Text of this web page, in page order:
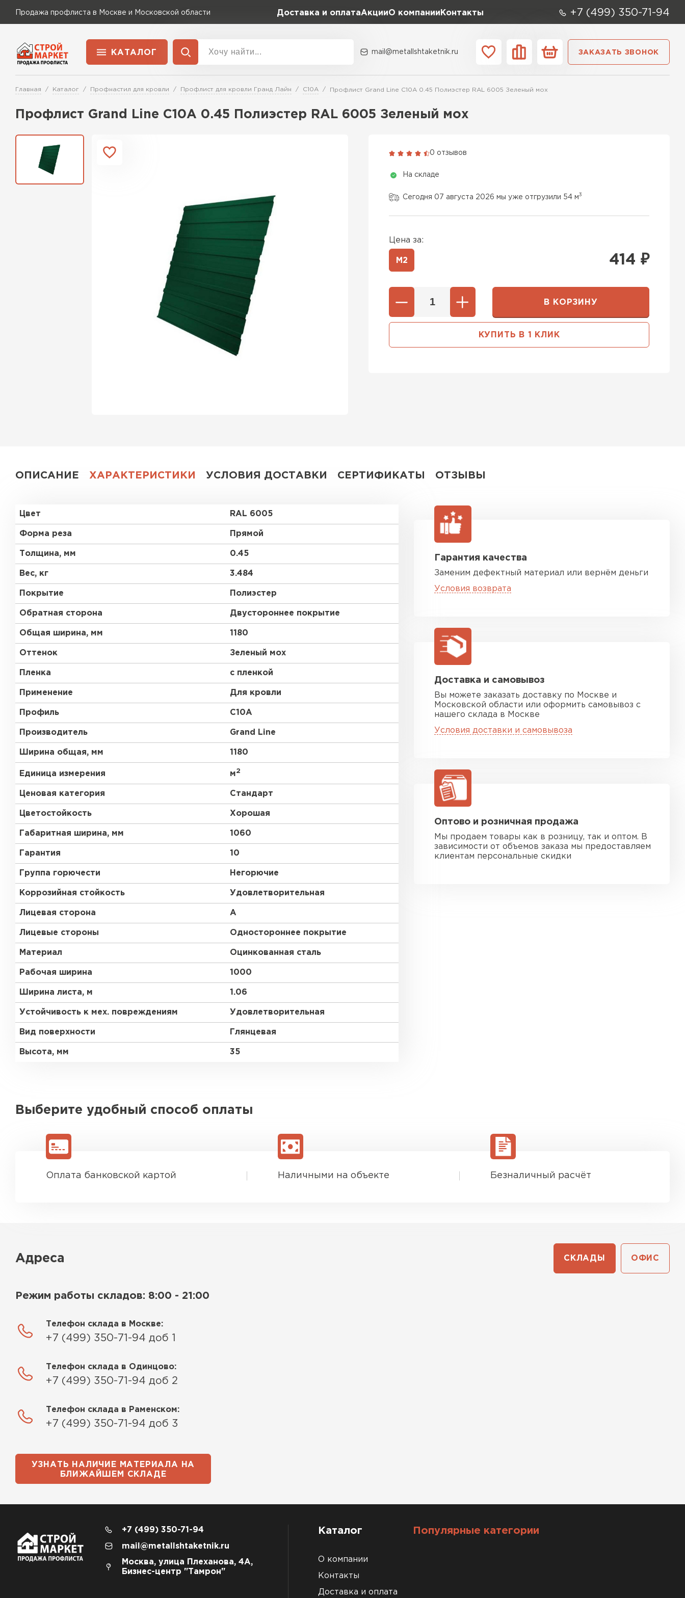
Продажа профлиста в Москве и Московской области Доставка и оплатаАкцииО компании Контакты +7 (499) 350-71-94
КАТАЛОГ
Применение
Для забора
Бренд
mail@metallshtaketnik.ru ЗАКАЗАТЬ ЗВОНОК
Главная Каталог Профнастил для кровли Профлист для кровли Гранд Лайн С10A Профлист Grand Line C10A 0.45 Полиэстер RAL 6005 Зеленый мох
Профлист Grand Line C10A 0.45 Полиэстер RAL 6005 Зеленый мох
0 отзывов
На складе
Сегодня 07 августа 2026 мы уже отгрузили 54 м3
Цена за:
М2 414 ₽
В КОРЗИНУ
КУПИТЬ В 1 КЛИК
ОПИСАНИЕ ХАРАКТЕРИСТИКИ УСЛОВИЯ ДОСТАВКИ СЕРТИФИКАТЫ ОТЗЫВЫ
Цвет RAL 6005
Форма реза Прямой
Толщина, мм 0.45
Вес, кг 3.484
Покрытие Полиэстер
Обратная сторона Двустороннее покрытие
Общая ширина, мм 1180
Оттенок Зеленый мох
Пленка с пленкой
Применение Для кровли
Профиль C10A
Производитель Grand Line
Ширина общая, мм 1180
Единица измерения м2
Ценовая категория Стандарт
Цветостойкость Хорошая
Габаритная ширина, мм 1060
Гарантия 10
Группа горючести Негорючие
Коррозийная стойкость Удовлетворительная
Лицевая сторона A
Лицевые стороны Одностороннее покрытие
Материал Оцинкованная сталь
Рабочая ширина 1000
Ширина листа, м 1.06
Устойчивость к мех. повреждениям Удовлетворительная
Вид поверхности Глянцевая
Высота, мм 35
Гарантия качества
Заменим дефектный материал или вернём деньги
Условия возврата
Доставка и самовывоз
Вы можете заказать доставку по Москве и
Московской области или оформить самовывоз с
нашего склада в Москве
Условия доставки и самовывоза
Оптово и розничная продажа
Мы продаем товары как в розницу, так и оптом. В
зависимости от объемов заказа мы предоставляем
клиентам персональные скидки
Выберите удобный способ оплаты
Оплата банковской картой Наличными на объекте Безналичный расчёт
Адреса СКЛАДЫ ОФИС
Режим работы складов: 8:00 - 21:00
Телефон склада в Москве:
+7 (499) 350-71-94 доб 1
Телефон склада в Одинцово:
+7 (499) 350-71-94 доб 2
Телефон склада в Раменском:
+7 (499) 350-71-94 доб 3
УЗНАТЬ НАЛИЧИЕ МАТЕРИАЛА НА
БЛИЖАЙШЕМ СКЛАДЕ
+7 (499) 350-71-94
mail@metallshtaketnik.ru
Москва, улица Плеханова, 4А,
Бизнес-центр "Тамрон"
Каталог
О компании
Контакты
Доставка и оплата
Популярные категории